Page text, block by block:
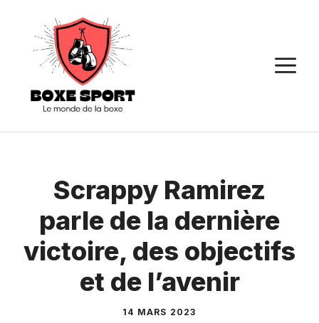
contenu
Scrappy Ramirez
parle de la dernière
victoire, des objectifs
et de l’avenir
14 MARS 2023